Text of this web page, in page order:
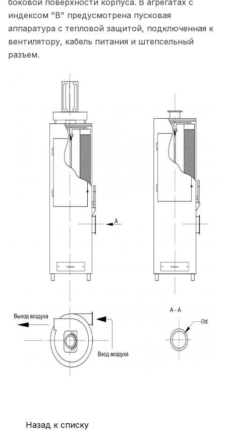
боковой поверхности корпуса. В агрегатах с
индексом "В" предусмотрена пусковая
аппаратура с тепловой защитой, подключенная к
вентилятору, кабель питания и штепсельный
разъем.
Назад к списку